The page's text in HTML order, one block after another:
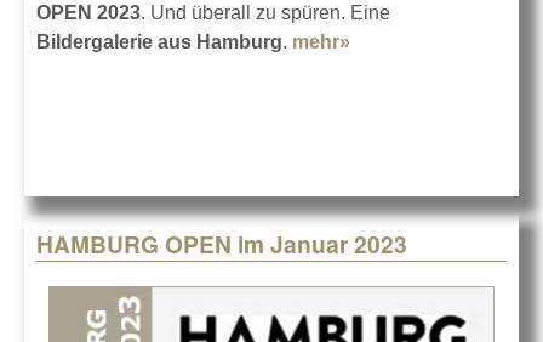
OPEN 2023. Und überall zu spüren. Eine
Bildergalerie aus Hamburg. mehr»
HAMBURG OPEN im Januar 2023